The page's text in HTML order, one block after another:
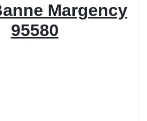
Margency
95580